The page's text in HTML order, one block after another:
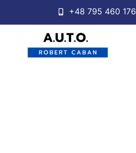
+48 795 460 176